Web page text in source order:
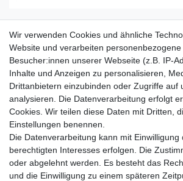
GRIXX Optimum Power
Charger • Steckdosen
5,90 € *
In den
*inkl. ges. MwSt. zzgl.
maxmax® KFZ-Ladegerät
• 2 Port USB-Ladeadapter
Anzünder
2,50 € *
Wir verwenden Cookies und ähnliche
Website und verarbeiten personenbezogene
Besucher:innen unserer Webseite (z.B. IP-
Inhalte und Anzeigen zu personalisieren,
Drittanbietern einzubinden oder Zugriffe auf
analysieren. Die Datenverarbeitung erfolgt
Cookies. Wir teilen diese Daten mit Dritten,
Einstellungen benennen.
Die Datenverarbeitung kann mit
berechtigten Interesses erfolgen. Die
oder abgelehnt werden. Es besteht das
und die Einwilligung zu einem späteren